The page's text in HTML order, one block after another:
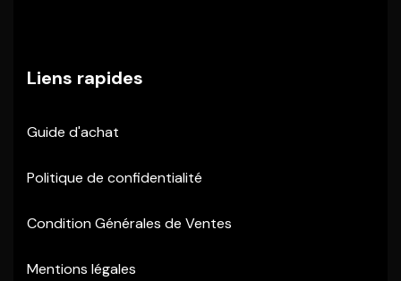
Liens rapides
Guide d'achat
Politique de confidentialité
Condition Générales de Ventes
Mentions légales